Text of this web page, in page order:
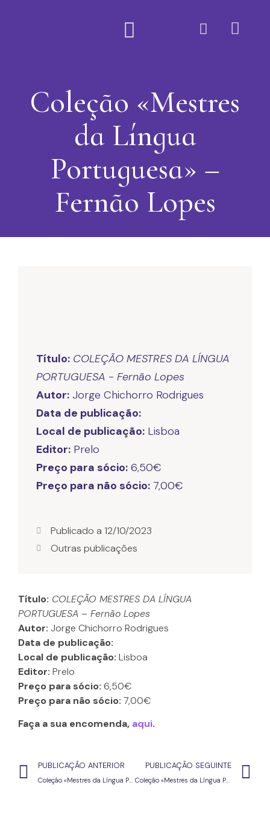
Coleção «Mestres
da Língua
Portuguesa» –
Fernão Lopes
Título: COLEÇÃO MESTRES DA LÍNGUA
PORTUGUESA - Fernão Lopes
Autor:
Data de publicação:
Local de publicação:
Editor:
Preço para sócio:
Preço para não sócio: 7,00€
Publicado a 12/10/2023
Outras publicações
Título: COLEÇÃO MESTRES DA LÍNGUA
PORTUGUESA – Fernão Lopes
Autor: Jorge Chichorro Rodrigues
Data de publicação:
Local de publicação: Lisboa
Editor: Prelo
Preço para sócio: 6,50€
Preço para não sócio: 7,00€
Faça a sua encomenda, aqui.
PUBLICAÇÃO ANTERIOR PUBLICAÇÃO SEGUINTE
Coleção «Mestres da Língua Portuguesa» – Fernão Mendes Pinto